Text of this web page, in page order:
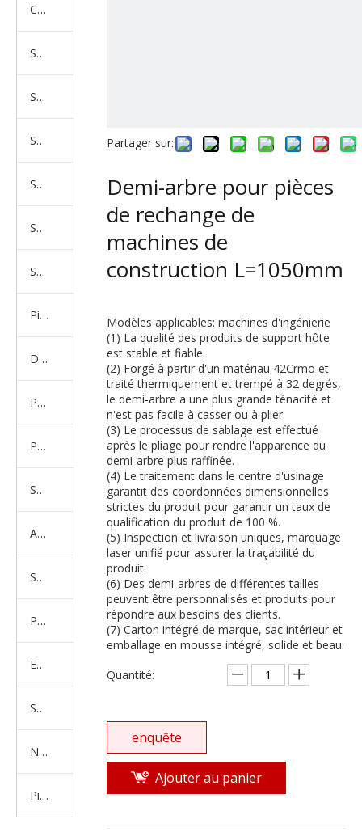
Camion Shacman Série
Série de camions SAIC-lveco Hongyan
Série de camions Foton Auman
Série de camions FAW Jiefang
Série de camions Dongfeng
Série de camions North Benz Beiben
Série de camions américains, européens et japonais
Pièces de rechange de machines d'ingénierie de camion minier
D'autres séries de camions
Produits d'essieux
Produits de support de châssis
Série de suspension équilibrée
Amortisseur Série
Système de direction
Produits en caoutchouc
Embrayage Série
Série de bras de réglage
Nouvelles pièces de camion d'énergie
Pièces de moteur
Partager sur:
Demi-arbre pour pièces
de rechange de
machines de
construction L=1050mm
Modèles applicables: machines d'ingénierie
(1) La qualité des produits de support hôte
est stable et fiable.
(2) Forgé à partir d'un matériau 42Crmo et
traité thermiquement et trempé à 32 degrés,
le demi-arbre a une plus grande ténacité et
n'est pas facile à casser ou à plier.
(3) Le processus de sablage est effectué
après le pliage pour rendre l'apparence du
demi-arbre plus raffinée.
(4) Le traitement dans le centre d'usinage
garantit des coordonnées dimensionnelles
strictes du produit pour garantir un taux de
qualification du produit de 100 %.
(5) Inspection et livraison uniques, marquage
laser unifié pour assurer la traçabilité du
produit.
(6) Des demi-arbres de différentes tailles
peuvent être personnalisés et produits pour
répondre aux besoins des clients.
(7) Carton intégré de marque, sac intérieur et
emballage en mousse intégré, solide et beau.
Quantité:
enquête
Ajouter au panier